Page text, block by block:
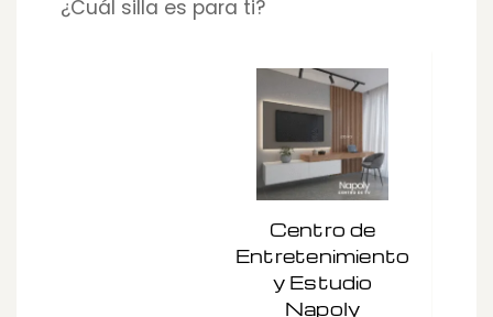
¿Cuál silla es para ti?
Centro de
Entretenimiento
y Estudio
Napoly